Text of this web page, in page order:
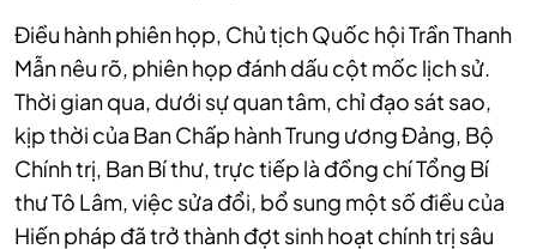
Điều hành phiên họp, Chủ tịch Quốc hội Trần Thanh
Mẫn nêu rõ, phiên họp đánh dấu cột mốc lịch sử.
Thời gian qua, dưới sự quan tâm, chỉ đạo sát sao,
kịp thời của Ban Chấp hành Trung ương Đảng, Bộ
Chính trị, Ban Bí thư, trực tiếp là đồng chí Tổng Bí
thư Tô Lâm, việc sửa đổi, bổ sung một số điều của
Hiến pháp đã trở thành đợt sinh hoạt chính trị sâu